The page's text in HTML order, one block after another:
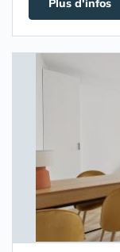
Plus d'infos